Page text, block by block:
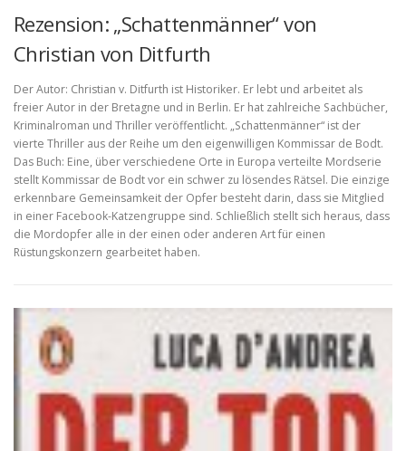
Rezension: „Schattenmänner“ von
Christian von Ditfurth
Der Autor: Christian v. Ditfurth ist Historiker. Er lebt und arbeitet als
freier Autor in der Bretagne und in Berlin. Er hat zahlreiche Sachbücher,
Kriminalroman und Thriller veröffentlicht. „Schattenmänner“ ist der
vierte Thriller aus der Reihe um den eigenwilligen Kommissar de Bodt.
Das Buch: Eine, über verschiedene Orte in Europa verteilte Mordserie
stellt Kommissar de Bodt vor ein schwer zu lösendes Rätsel. Die einzige
erkennbare Gemeinsamkeit der Opfer besteht darin, dass sie Mitglied
in einer Facebook-Katzengruppe sind. Schließlich stellt sich heraus, dass
die Mordopfer alle in der einen oder anderen Art für einen
Rüstungskonzern gearbeitet haben.